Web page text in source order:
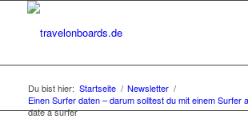
Du bist hier: Startseite / Newsletter /
Einen Surfer daten – darum solltest du mit einem Surfer
date a surfer